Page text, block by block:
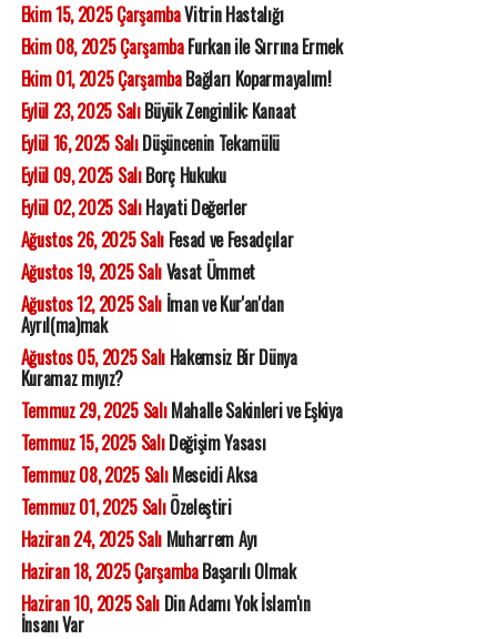
Ekim 15, 2025 ÇarşambaVitrin Hastalığı
Ekim 08, 2025 ÇarşambaFurkan ile Sırrına Ermek
Ekim 01, 2025 ÇarşambaBağları Koparmayalım!
Eylül 23, 2025 SalıBüyük Zenginlik: Kanaat
Eylül 16, 2025 SalıDüşüncenin Tekamülü
Eylül 09, 2025 SalıBorç Hukuku
Eylül 02, 2025 SalıHayati Değerler
Ağustos 26, 2025 SalıFesad ve Fesadçılar
Ağustos 19, 2025 SalıVasat Ümmet
Ağustos 12, 2025 Salıİman ve Kur'an'dan
Ayrıl(ma)mak
Ağustos 05, 2025 SalıHakemsiz Bir Dünya
Kuramaz mıyız?
Temmuz 29, 2025 SalıMahalle Sakinleri ve Eşkiya
Temmuz 15, 2025 SalıDeğişim Yasası
Temmuz 08, 2025 SalıMescidi Aksa
Temmuz 01, 2025 SalıÖzeleştiri
Haziran 24, 2025 SalıMuharrem Ayı
Haziran 18, 2025 ÇarşambaBaşarılı Olmak
Haziran 10, 2025 SalıDin Adamı Yok İslam'ın
İnsanı Var